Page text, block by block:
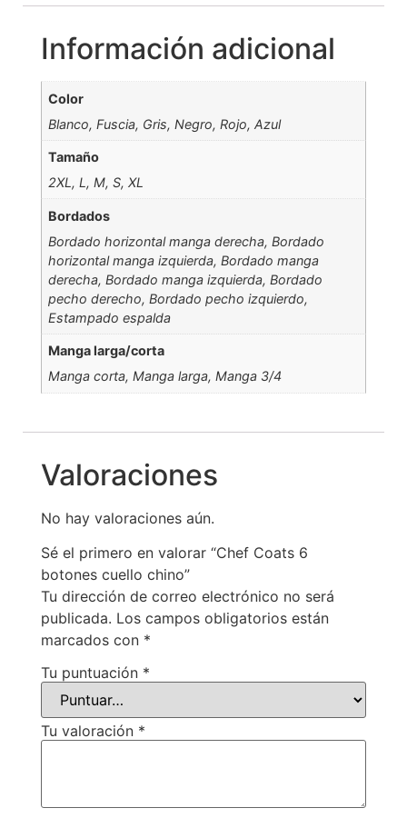
Información adicional
Color
Blanco, Fuscia, Gris, Negro, Rojo, Azul
Tamaño
2XL, L, M, S, XL
Bordados
Bordado horizontal manga derecha, Bordado
horizontal manga izquierda, Bordado manga
derecha, Bordado manga izquierda, Bordado
pecho derecho, Bordado pecho izquierdo,
Estampado espalda
Manga larga/corta
Manga corta, Manga larga, Manga 3/4
Valoraciones
No hay valoraciones aún.
Sé el primero en valorar “Chef Coats 6
botones cuello chino”
Tu dirección de correo electrónico no será
publicada. Los campos obligatorios están
marcados con *
Tu puntuación *
Tu valoración *